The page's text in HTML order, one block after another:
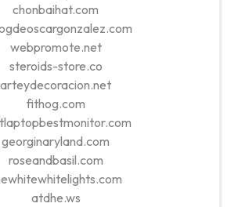
chonbaihat.com
webpromote.net
steroids-store.co
arteydecoracion.net
fithog.com
georginaryland.com
roseandbasil.com
atdhe.ws